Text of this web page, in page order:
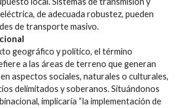
de adecuada robustez, pueden
de transporte masivo.
geográfico y político, el término
a las áreas de terreno que generan
aspectos sociales, naturales o culturales,
delimitados y soberanos. Situándonos
implicaría “la implementación de